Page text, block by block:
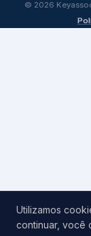
© 2026
Utilizamos
continuar, você